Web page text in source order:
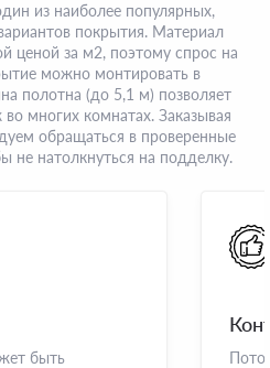
из наиболее популярных,
покрытия. Материал
ценой за м2, поэтому спрос на
можно монтировать в
полотна (до 5,1 м) позволяет
многих комнатах. Заказывая
обращаться в проверенные
не натолкнуться на подделку.
быть